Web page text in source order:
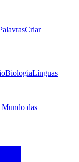
Criar
BiologiaLínguas
Mundo das